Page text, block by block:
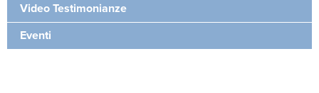
Video Testimonianze
Eventi